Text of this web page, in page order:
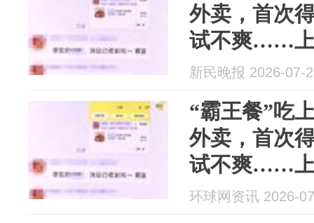
外卖，首次
试不爽……上
新民晚报 2026-07-
“霸王餐”吃
外卖，首次
试不爽……上
环球网资讯 2026-